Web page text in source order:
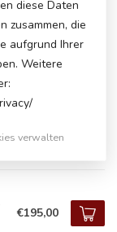
€195,00
€195,00
diese Daten
zusammen, die
aufgrund Ihrer
Weitere
verwalten